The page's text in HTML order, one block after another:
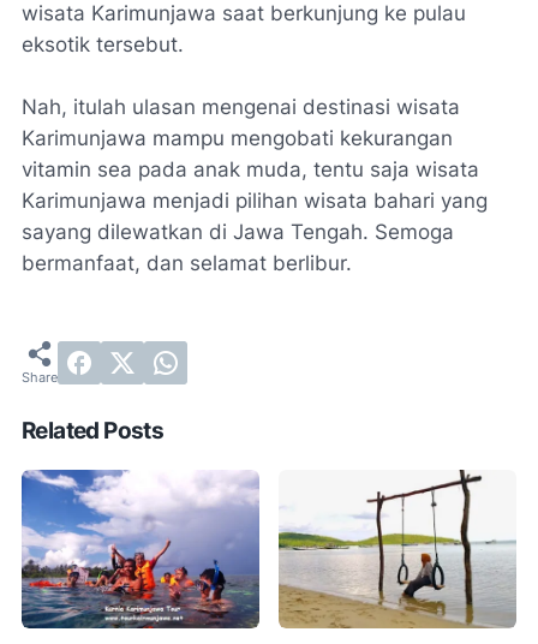
wisata Karimunjawa saat berkunjung ke pulau
eksotik tersebut.
Nah, itulah ulasan mengenai destinasi wisata
Karimunjawa mampu mengobati kekurangan
vitamin sea pada anak muda, tentu saja wisata
Karimunjawa menjadi pilihan wisata bahari yang
sayang dilewatkan di Jawa Tengah. Semoga
bermanfaat, dan selamat berlibur.
Related Posts